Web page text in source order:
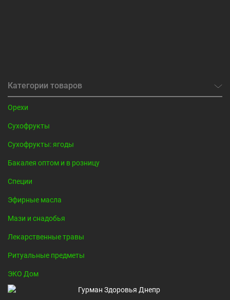
Категории товаров
Орехи
Сухофрукты
Сухофрукты: ягоды
Бакалея оптом и в розницу
Специи
Эфирные масла
Мази и снадобья
Лекарственные травы
Ритуальные предметы
ЭКО Дом